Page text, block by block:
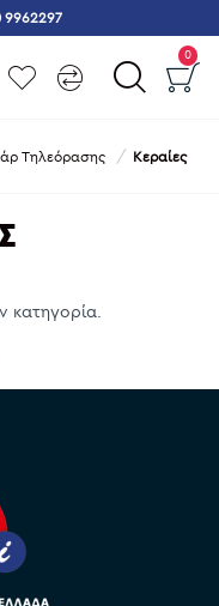
9962297
0
Τηλεόρασης Κεραίες
κατηγορία.